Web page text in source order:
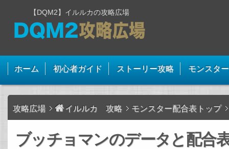
【DQM2】イルルカの攻略広場
ホーム 初心者ガイド ストーリー攻略 モンスタ
攻略広場 イルルカ 攻略 モンスター配合表トップ
ブッチョマンのデータと配